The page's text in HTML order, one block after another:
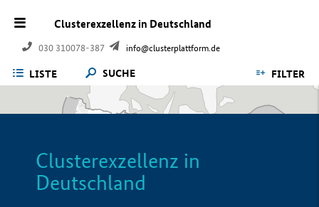
Clusterexzellenz in Deutschland
030 310078-387 info@clusterplattform.de
LISTE SUCHE FILTER
Clusterexzellenz in
Deutschland